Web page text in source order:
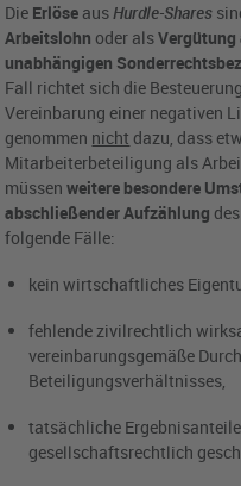
Die Erlöse ausHurdle-Shares
Arbeitslohn oder als
unabhängigen
Fall richtet sich die
Vereinbarung einer negativen
genommen nicht dazu, dass
Mitarbeiterbeteiligung als
müssenweitere besondere
abschließender Aufzählung
folgende Fälle:
kein wirtschaftliches
fehlende zivilrechtlich
vereinbarungsgemäße
Beteiligungsverhältnisses,
tatsächliche
gesellschaftsrechtlich